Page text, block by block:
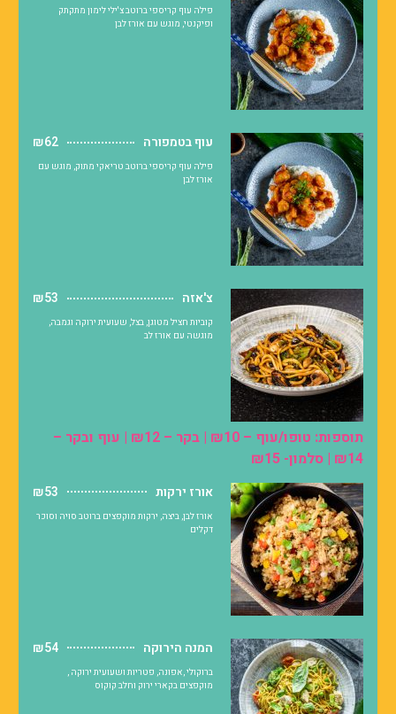
פילה עוף קריספי ברוטב צ'ילי לימון מתקתק
ופיקנטי, מוגש עם אורז לבן
עוף בטמפורה ₪62
פילה עוף קריספי ברוטב טריאקי מתוק, מוגש עם
אורז לבן
צ'אזה ₪53
קוביות חציל מטוגן, בצל, שעועית ירוקה וגמבה,
מוגשה עם אורז לב
תוספות: טופו/עוף – ₪10 | בקר – ₪12 | עוף ובקר –
₪14 | סלמון- ₪15
אורז ירקות ₪53
אורז לבן, ביצה, ירקות מוקפצים ברוטב סויה וסוכר
דקלים
המנה הירוקה ₪54
ברוקולי ,אפונה, פטריות ושעועית ירוקה ,
מוקפצים בקארי ירוק וחלב קוקוס